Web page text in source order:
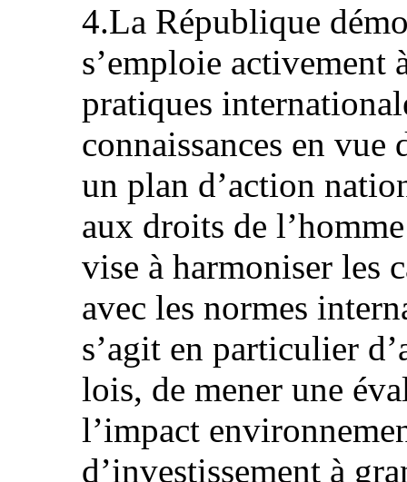
4.La République
s’emploie activement
pratiques
connaissances en vue
un plan d’action
aux droits de
vise à harmoniser les
avec les normes
s’agit en particulier
lois, de mener une
l’impact
d’investissement à